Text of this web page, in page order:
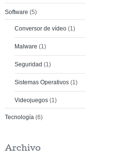
Software (5)
Conversor de vídeo (1)
Malware (1)
Seguridad (1)
Sistemas Operativos (1)
Videojuegos (1)
Tecnología (6)
Archivo